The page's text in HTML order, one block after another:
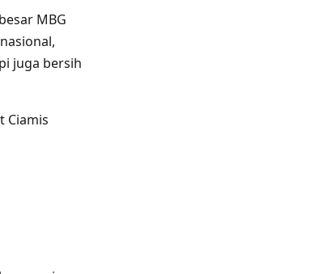
MBG
juga bersih
Ciamis